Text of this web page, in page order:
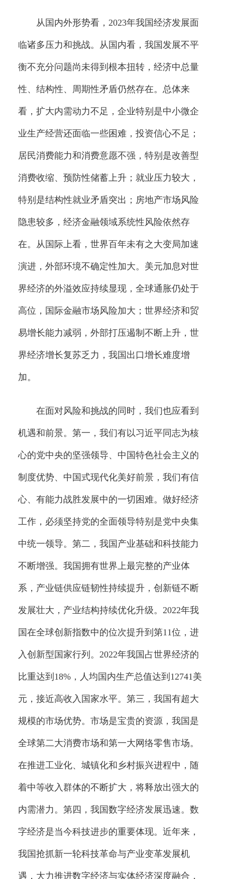
从国内外形势看，2023年我国经济发展面
临诸多压力和挑战。从国内看，我国发展不平
衡不充分问题尚未得到根本扭转，经济中总量
性、结构性、周期性矛盾仍然存在。总体来
看，扩大内需动力不足，企业特别是中小微企
业生产经营还面临一些困难，投资信心不足；
居民消费能力和消费意愿不强，特别是改善型
消费收缩、预防性储蓄上升；就业压力较大，
特别是结构性就业矛盾突出；房地产市场风险
隐患较多，经济金融领域系统性风险依然存
在。从国际上看，世界百年未有之大变局加速
演进，外部环境不确定性加大。美元加息对世
界经济的外溢效应持续显现，全球通胀仍处于
高位，国际金融市场风险加大；世界经济和贸
易增长能力减弱，外部打压遏制不断上升，世
界经济增长复苏乏力，我国出口增长难度增
加。
在面对风险和挑战的同时，我们也应看到
机遇和前景。第一，我们有以习近平同志为核
心的党中央的坚强领导、中国特色社会主义的
制度优势、中国式现代化美好前景，我们有信
心、有能力战胜发展中的一切困难。做好经济
工作，必须坚持党的全面领导特别是党中央集
中统一领导。第二，我国产业基础和科技能力
不断增强。我国拥有世界上最完整的产业体
系，产业链供应链韧性持续提升，创新链不断
发展壮大，产业结构持续优化升级。2022年我
国在全球创新指数中的位次提升到第11位，进
入创新型国家行列。2022年我国占世界经济的
比重达到18%，人均国内生产总值达到12741美
元，接近高收入国家水平。第三，我国有超大
规模的市场优势。市场是宝贵的资源，我国是
全球第二大消费市场和第一大网络零售市场。
在推进工业化、城镇化和乡村振兴进程中，随
着中等收入群体的不断扩大，将释放出强大的
内需潜力。第四，我国数字经济发展迅速。数
字经济是当今科技进步的重要体现。近年来，
我国抢抓新一轮科技革命与产业变革发展机
遇，大力推进数字经济与实体经济深度融合，